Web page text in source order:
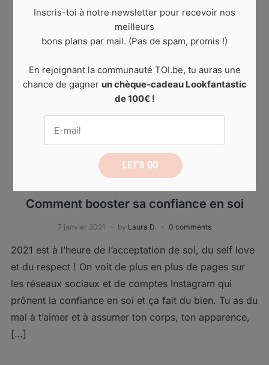
AUCUNE CATÉGORIE
Comment booster sa confiance en soi
7 janvier 2021 by Laura D. 0 comments
2021 est à l’heure de l’acceptation de soi, du self love
et du respect ! On voit de plus en plus de pages sur
les réseaux sociaux et de comptes Instagram qui
prônent la confiance en soi et ça fait du bien. Tu as du
mal à t’aimer et à assumer ton corps, ton apparence,
[…]
Inscris-toi à notre newsletter pour recevoir nos
meilleurs
bons plans par mail. (Pas de spam, promis !)
En rejoignant la communauté TOI.be, tu auras une
chance de gagner un chèque-cadeau Lookfantastic
de 100€ !